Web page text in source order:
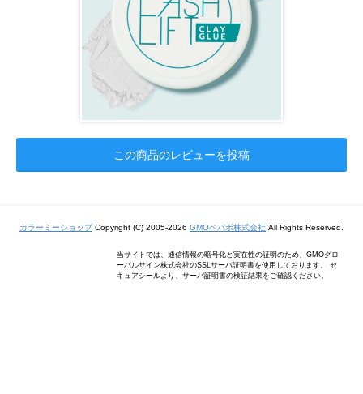
この商品のレビューを投稿
カラーミーショップCopyright (C) 2005-2026 GMOペパボ株式会社 All Rights Reserved.
当サイトでは、通信情報の暗号化と実在性の証明のため、GMOグロ
ーバルサイン株式会社のSSLサーバ証明書を使用しております。 セ
キュアシールより、サーバ証明書の検証結果をご確認ください。